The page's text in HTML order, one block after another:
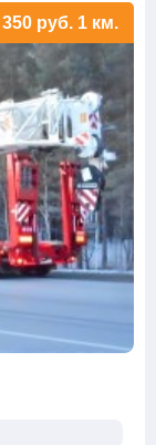
350 руб. 1 км.